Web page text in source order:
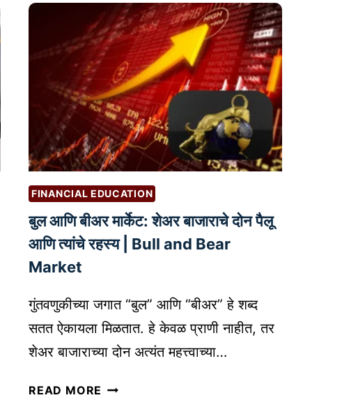
ती
क
शी
व
डा
वी
त
?
W
H
A
T
S
E
L
L
N
द्यो
ज
कां
ठी
मा
र्ग
द
र्श
:
B
U
E
S
S
L
FINANCIAL EDUCATION
बुल आणि बीअर मार्केट: शेअर बाजाराचे दोन पैलू
आणि त्यांचे रहस्य | Bull and Bear
Market
गुंतवणुकीच्या जगात “बुल” आणि “बीअर” हे शब्द
सतत ऐकायला मिळतात. हे केवळ प्राणी नाहीत, तर
शेअर बाजाराच्या दोन अत्यंत महत्त्वाच्या…
READ MORE बु